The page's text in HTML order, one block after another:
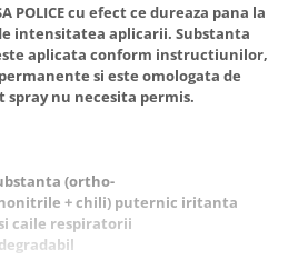
POLICE cu efect ce dureaza pana la
intensitatea aplicarii. Substanta
aplicata conform instructiunilor,
si este omologata de
nu necesita permis.
(ortho-
+ chili) puternic iritanta
caile respiratorii